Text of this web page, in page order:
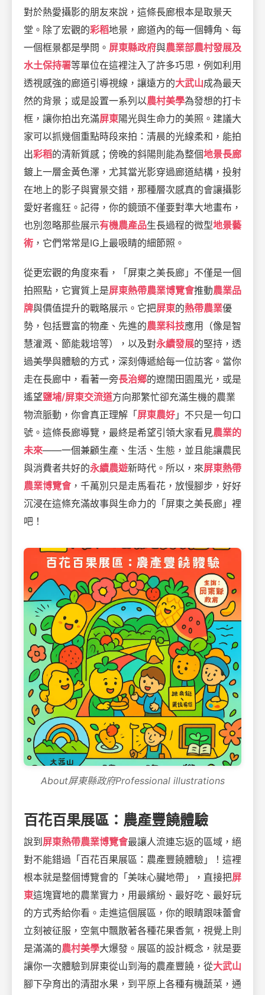
對於熱愛攝影的朋友來說，這條長廊根本是取景天
堂。除了宏觀的彩稻地景，廊道內的每一個轉角、每
一個框景都是學問。 屏東縣政府與農業部農村發展及
水土保持署等單位在這裡注入了許多巧思，例如利用
透視感強的廊道引導視線，讓遠方的大武山成為最天
然的背景；或是設置一系列以農村美學為發想的打卡
框，讓你拍出充滿屏東陽光與生命力的美照。建議大
家可以抓幾個重點時段來拍：清晨的光線柔和，能拍
出彩稻的清新質感；傍晚的斜陽則能為整個地景長廊
鍍上一層金黃色澤，尤其當光影穿過廊道結構，投射
在地上的影子與實景交錯，那種層次感真的會讓攝影
愛好者瘋狂。記得，你的鏡頭不僅要對準大地畫布，
也別忽略那些展示有機農產品生長過程的微型地景藝
術 ，它們常常是IG上最吸睛的細節照。
從更宏觀的角度來看，「屏東之美長廊」不僅是一個
拍照點，它實質上是屏東熱帶農業博覽會推動農業品
牌與價值提升的戰略展示。它把屏東的熱帶農業優
勢，包括豐富的物產、先進的農業科技應用（像是智
慧灌溉、節能栽培等），以及對永續發展的堅持，透
過美學與體驗的方式，深刻傳遞給每一位訪客。當你
走在長廊中，看著一旁長治鄉的遼闊田園風光，或是
遙望鹽埔/屏東交流道方向那繁忙卻充滿生機的農業
物流脈動，你會真正理解「 屏東農好 」不只是一句口
號。這條長廊導覽，最終是希望引領大家看見農業的
未來——一個兼顧生產、生活、生態，並且能讓農民
與消費者共好的永續農遊新時代。所以，來屏東熱帶
農業博覽會，千萬別只是走馬看花，放慢腳步，好好
沉浸在這條充滿故事與生命力的「屏東之美長廊」裡
吧！
About屏東縣政府Professional illustrations
百花百果展區：農產豐饒體驗
說到 屏東熱帶農業博覽會最讓人流連忘返的區域，絕
對不能錯過「百花百果展區：農產豐饒體驗」！這裡
根本就是整個博覽會的「美味心臟地帶」，直接把屏
東這塊寶地的農業實力，用最繽紛、最好吃、最好玩
的方式秀給你看。走進這個展區，你的眼睛跟味蕾會
立刻被征服，空氣中飄散著各種花果香氣，視覺上則
是滿滿的農村美學大爆發。展區的設計概念，就是要
讓你一次體驗到屏東從山到海的農產豐饒，從大武山
腳下孕育出的清甜水果，到平原上各種有機蔬菜，通